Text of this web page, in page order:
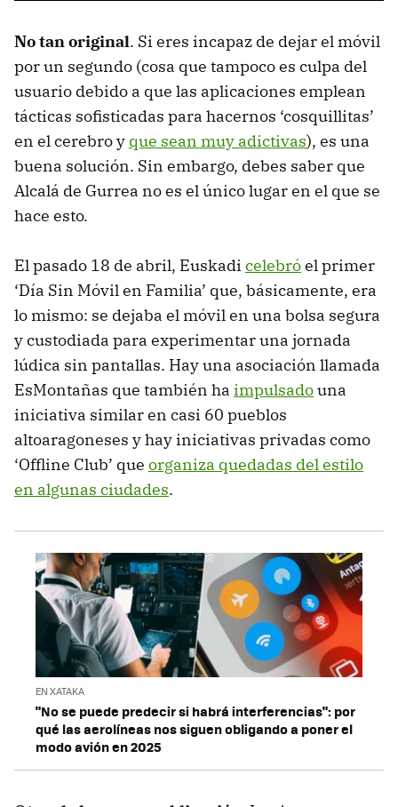
No tan original. Si eres incapaz de dejar el móvil
por un segundo (cosa que tampoco es culpa del
usuario debido a que las aplicaciones emplean
tácticas sofisticadas para hacernos ‘cosquillitas’
en el cerebro y que sean muy adictivas), es una
buena solución. Sin embargo, debes saber que
Alcalá de Gurrea no es el único lugar en el que se
hace esto.
El pasado 18 de abril, Euskadi celebróel primer
‘Día Sin Móvil en Familia’ que, básicamente, era
lo mismo: se dejaba el móvil en una bolsa segura
y custodiada para experimentar una jornada
lúdica sin pantallas. Hay una asociación llamada
EsMontañas que también ha impulsadouna
iniciativa similar en casi 60 pueblos
altoaragoneses y hay iniciativas privadas como
‘Offline Club’ que organiza quedadas del estilo
en algunas ciudades.
EN XATAKA
"No se puede predecir si habrá interferencias": por
qué las aerolíneas nos siguen obligando a poner el
modo avión en 2025